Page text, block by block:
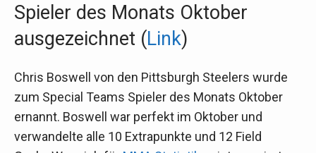
Spieler des Monats Oktober
ausgezeichnet (Link)
Chris Boswell von den Pittsburgh Steelers wurde
zum Special Teams Spieler des Monats Oktober
ernannt. Boswell war perfekt im Oktober und
verwandelte alle 10 Extrapunkte und 12 Field